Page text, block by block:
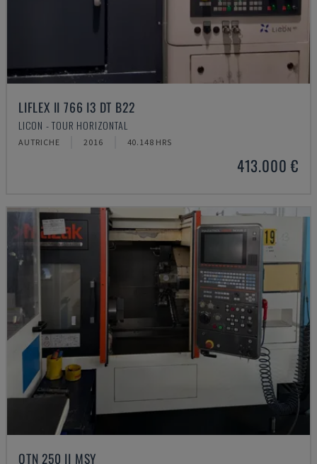
LIFLEX II 766 I3 DT B22
LICON - TOUR HORIZONTAL
AUTRICHE 2016 40.148 HRS
413.000 €
QTN 250 II MSY